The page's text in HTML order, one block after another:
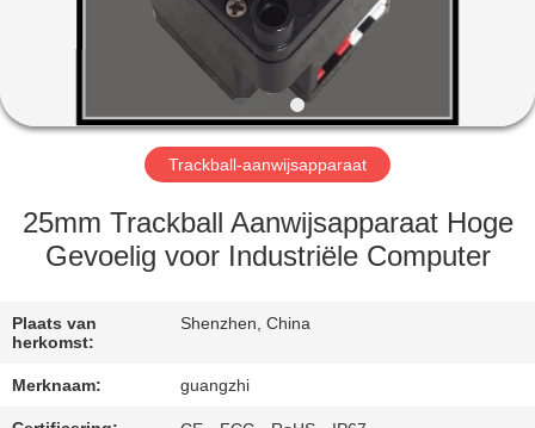
ONGEVEER
FABRIEKSREIS
KWALITEITSCONTROLE
CONTACTEER
ONS
VERZOEK
Trackball-aanwijsapparaat
25mm Trackball Aanwijsapparaat Hoge
Gevoelig voor Industriële Computer
Plaats van
herkomst:
Shenzhen, China
Merknaam: guangzhi